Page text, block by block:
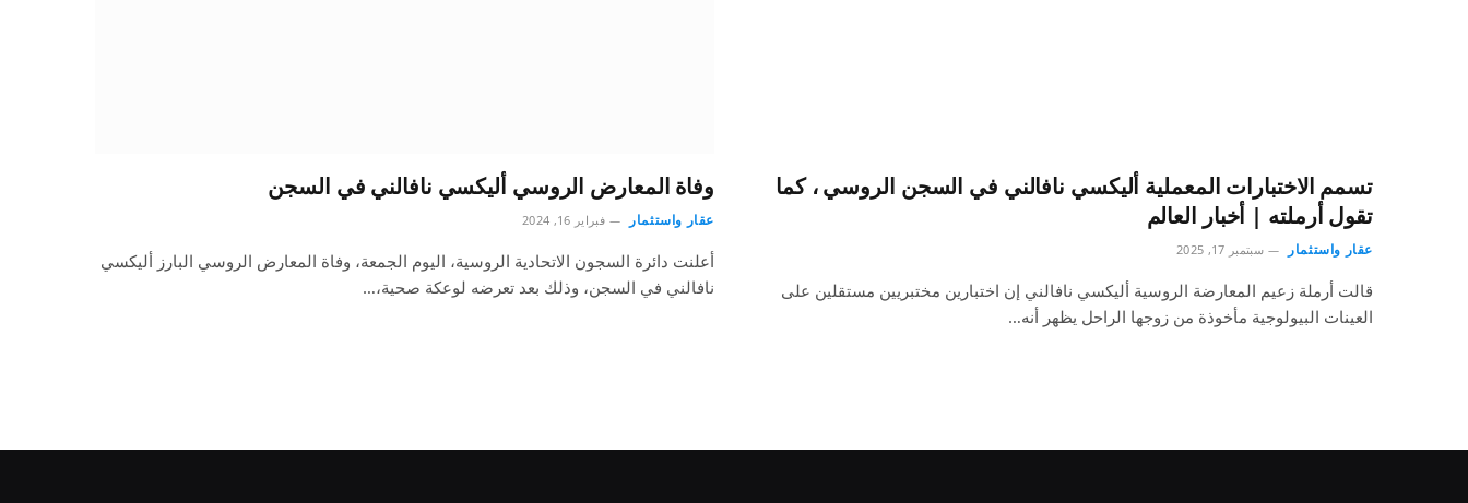
تسمم الاختبارات المعملية أليكسي نافالني في السجن الروسي ، كما
تقول أرملته | أخبار العالم
عقار واستثمار سبتمبر 17, 2025
قالت أرملة زعيم المعارضة الروسية أليكسي نافالني إن اختبارين مختبريين مستقلين على
العينات البيولوجية مأخوذة من زوجها الراحل يظهر أنه…
وفاة المعارض الروسي أليكسي نافالني في السجن
عقار واستثمار فبراير 16, 2024
أعلنت دائرة السجون الاتحادية الروسية، اليوم الجمعة، وفاة المعارض الروسي البارز أليكسي
نافالني في السجن، وذلك بعد تعرضه لوعكة صحية،…